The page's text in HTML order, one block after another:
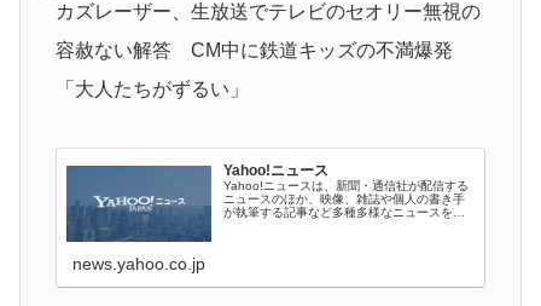
カズレーザー、生放送でテレビのセオリー無視の
容赦ない解答 CM中に鉄道キッズの不満爆発
「大人たちがずるい」
Yahoo!ニュース
Yahoo!ニュースは、新聞・通信社が配信する
ニュースのほか、映像、雑誌や個人の書き手
が執筆する記事など多種多様なニュースを掲
news.yahoo.co.jp